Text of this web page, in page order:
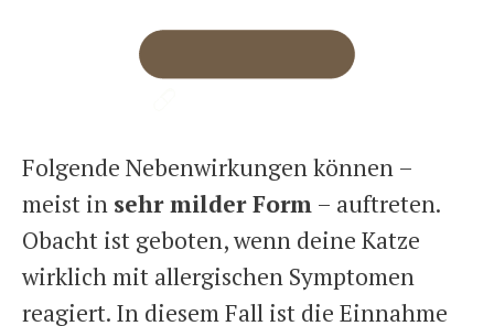
Folgende Nebenwirkungen können –
meist in sehr milder Form – auftreten.
Obacht ist geboten, wenn deine Katze
wirklich mit allergischen Symptomen
reagiert. In diesem Fall ist die Einnahme